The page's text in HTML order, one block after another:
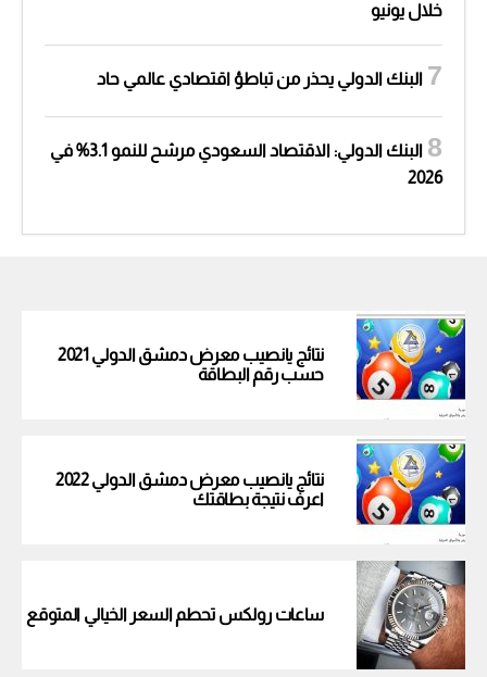
خلال يونيو
البنك الدولي يحذر من تباطؤ اقتصادي عالمي حاد
البنك الدولي: الاقتصاد السعودي مرشح للنمو 3.1% في
2026
نتائج يانصيب معرض دمشق الدولي 2021
حسب رقم البطاقة
نتائج يانصيب معرض دمشق الدولي 2022
اعرف نتيجة بطاقتك
ساعات رولكس تحطم السعر الخيالي المتوقع